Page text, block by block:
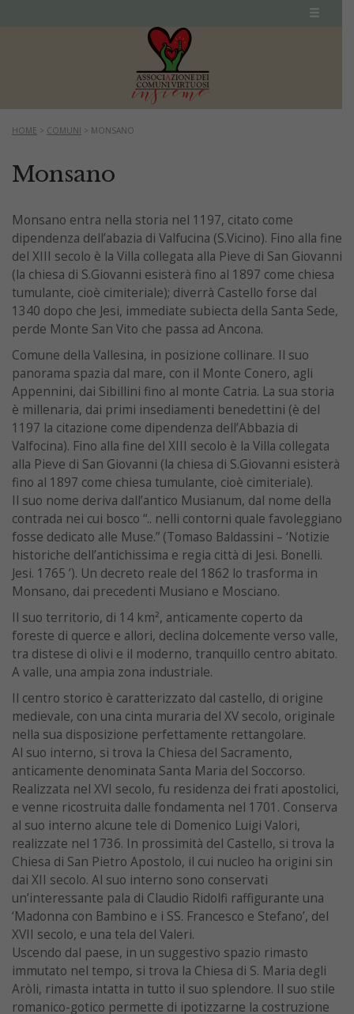
HOME > COMUNI > MONSANO
Monsano
Monsano entra nella storia nel 1197, citato come
dipendenza dell’abazia di Valfucina (S.Vicino). Fino alla fine
del XIII secolo è la Villa collegata alla Pieve di San Giovanni
(la chiesa di S.Giovanni esisterà fino al 1897 come chiesa
tumulante, cioè cimiteriale); diverrà Castello forse dal
1340 dopo che Jesi, immediate subiecta della Santa Sede,
perde Monte San Vito che passa ad Ancona.
Comune della Vallesina, in posizione collinare. Il suo
panorama spazia dal mare, con il Monte Conero, agli
Appennini, dai Sibillini fino al monte Catria. La sua storia
è millenaria, dai primi insediamenti benedettini (è del
1197 la citazione come dipendenza dell’Abbazia di
Valfocina). Fino alla fine del XIII secolo è la Villa collegata
alla Pieve di San Giovanni (la chiesa di S.Giovanni esisterà
fino al 1897 come chiesa tumulante, cioè cimiteriale).
Il suo nome deriva dall’antico Musianum, dal nome della
contrada nei cui bosco “.. nelli contorni quale favoleggiano
fosse dedicato alle Muse.” (Tomaso Baldassini – ‘Notizie
historiche dell’antichissima e regia città di Jesi. Bonelli.
Jesi. 1765 ’). Un decreto reale del 1862 lo trasforma in
Monsano, dai precedenti Musiano e Mosciano.
Il suo territorio, di 14 km², anticamente coperto da
foreste di querce e allori, declina dolcemente verso valle,
tra distese di olivi e il moderno, tranquillo centro abitato.
A valle, una ampia zona industriale.
Il centro storico è caratterizzato dal castello, di origine
medievale, con una cinta muraria del XV secolo, originale
nella sua disposizione perfettamente rettangolare.
Al suo interno, si trova la Chiesa del Sacramento,
anticamente denominata Santa Maria del Soccorso.
Realizzata nel XVI secolo, fu residenza dei frati apostolici,
e venne ricostruita dalle fondamenta nel 1701. Conserva
al suo interno alcune tele di Domenico Luigi Valori,
realizzate nel 1736. In prossimità del Castello, si trova la
Chiesa di San Pietro Apostolo, il cui nucleo ha origini sin
dai XII secolo. Al suo interno sono conservati
un’interessante pala di Claudio Ridolfi raffigurante una
‘Madonna con Bambino e i SS. Francesco e Stefano’, del
XVII secolo, e una tela del Valeri.
Uscendo dal paese, in un suggestivo spazio rimasto
immutato nel tempo, si trova la Chiesa di S. Maria degli
Aròli, rimasta intatta in tutto il suo splendore. Il suo stile
romanico-gotico permette di ipotizzarne la costruzione